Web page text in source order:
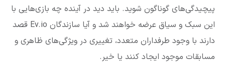
پیچیدگی‌های گوناگون شوید. باید دید در آینده چه بازی‌هایی با
این سبک و سیاق عرضه خواهند شد و آیا سازندگان Ev.io قصد
دارند با وجود طرفداران متعدد، تغییری در ویژگی‌های ظاهری و
مسابقات موجود ایجاد کنند یا خیر.